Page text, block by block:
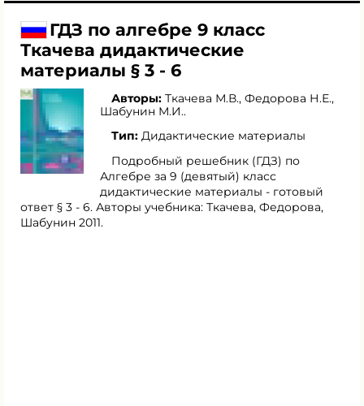
ГДЗ по алгебре 9 класс
Ткачева дидактические
материалы § 3 - 6
Авторы: Ткачева М.В., Федорова Н.Е.,
Шабунин М.И..
Тип: Дидактические материалы
Подробный решебник (ГДЗ) по
Алгебре за 9 (девятый) класс
дидактические материалы - готовый
ответ § 3 - 6. Авторы учебника: Ткачева, Федорова,
Шабунин 2011.